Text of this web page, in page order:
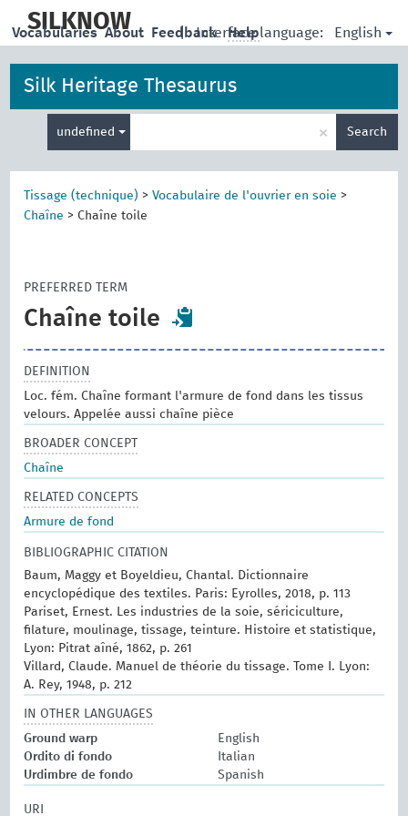
main
SILKNOW | Interface language: English
Vocabularies About Feedback Help
Silk Heritage Thesaurus
undefined × Search
Tissage (technique) >Vocabulaire de l'ouvrier en soie >
Chaîne > Chaîne toile
PREFERRED TERM
Chaîne toile
DEFINITION
Loc. fém. Chaîne formant l'armure de fond dans les tissus
velours. Appelée aussi chaîne pièce
BROADER CONCEPT
Chaîne
RELATED CONCEPTS
Armure de fond
BIBLIOGRAPHIC CITATION
Baum, Maggy et Boyeldieu, Chantal. Dictionnaire
encyclopédique des textiles. Paris: Eyrolles, 2018, p. 113
Pariset, Ernest. Les industries de la soie, sériciculture,
filature, moulinage, tissage, teinture. Histoire et statistique,
Lyon: Pitrat aîné, 1862, p. 261
Villard, Claude. Manuel de théorie du tissage. Tome I. Lyon:
A. Rey, 1948, p. 212
IN OTHER LANGUAGES
Ground warp
English
Ordito di fondo
Italian
Urdimbre de fondo
Spanish
URI